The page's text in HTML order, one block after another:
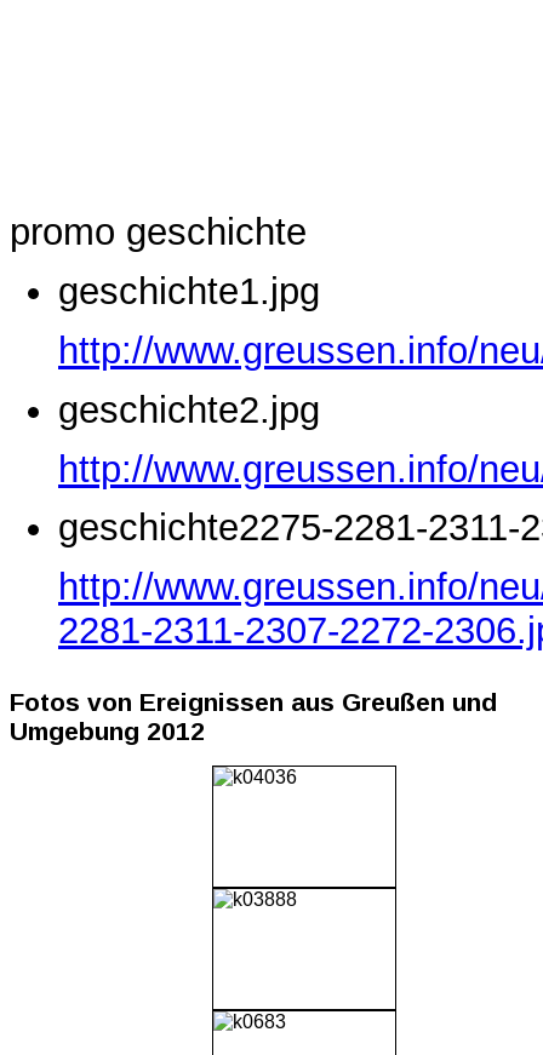
promo geschichte
geschichte1.jpg
http://www.greussen.info/
geschichte2.jpg
http://www.greussen.info/
geschichte2275-2281-2311-
http://www.greussen.info/
2281-2311-2307-2272-
Fotos von Ereignissen aus Greußen und
Umgebung 2012